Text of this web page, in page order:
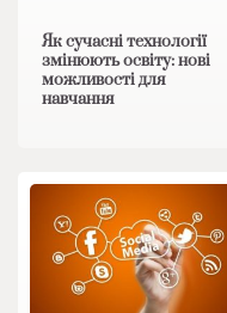
Як сучасні технології
змінюють освіту: нові
можливості для
навчання